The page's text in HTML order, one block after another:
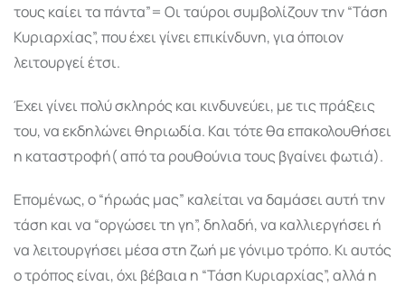
τους καίει τα πάντα”= Οι ταύροι συμβολίζουν την “Τάση
Κυριαρχίας”, που έχει γίνει επικίνδυνη, για όποιον
λειτουργεί έτσι.
Έχει γίνει πολύ σκληρός και κινδυνεύει, με τις πράξεις
του, να εκδηλώνει θηριωδία. Και τότε θα επακολουθήσει
η καταστροφή( από τα ρουθούνια τους βγαίνει φωτιά).
Επομένως, ο “ήρωάς μας” καλείται να δαμάσει αυτή την
τάση και να “οργώσει τη γη”, δηλαδή, να καλλιεργήσει ή
να λειτουργήσει μέσα στη ζωή με γόνιμο τρόπο. Κι αυτός
ο τρόπος είναι, όχι βέβαια η “Τάση Κυριαρχίας”, αλλά η